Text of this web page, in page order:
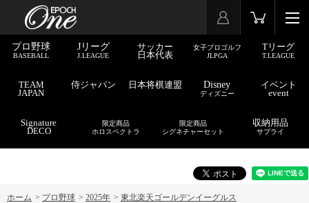
プロ野球
BASEBALL
Jリーグ
J.LEAGUE
サッカー
日本代表
女子プロゴルフ
JLPGA
Tリーグ
T.LEAGUE
TEAM
JAPAN
侍ジャパン 日本将棋連盟 Disney
ディズニー
イベント
event
Signature
DECO
限定商品
ホロスペクトラ
限定商品
シグネチャーセット
収納用品
サプライ
ホーム > プロ野球 > 2025年 > 東北楽天ゴールデンイーグルス